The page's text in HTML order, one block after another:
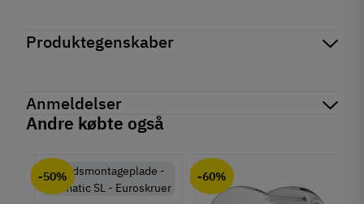
Produktegenskaber
På lager7 Varer
Produktinformation
Farve
Forniklet
Anmeldelser
Der er ingen kundeanmeldelser endnu.
Andre købte også
-50% -60%